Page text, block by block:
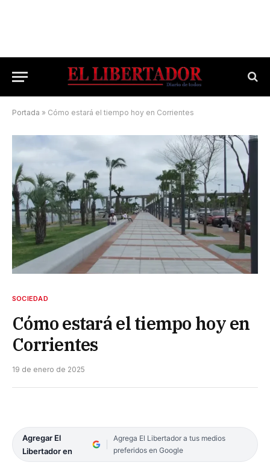
Portada » Cómo estará el tiempo hoy en Corrientes
SOCIEDAD
Cómo estará el tiempo hoy en
Corrientes
19 de enero de 2025
Agregar El
Libertador en
Agrega El Libertador a tus medios
preferidos en Google